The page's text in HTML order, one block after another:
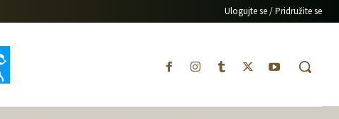
Ulogujte se / Pridružite se